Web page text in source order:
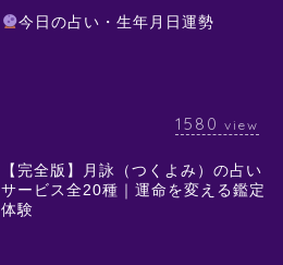
今日の占い・生年月日運勢
1580 view
【完全版】月詠（つくよみ）の占い
サービス全20種｜運命を変える鑑定
体験